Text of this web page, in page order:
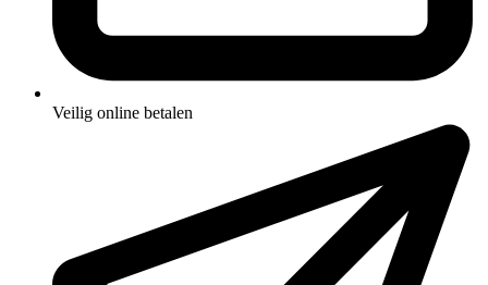
Veilig online betalen